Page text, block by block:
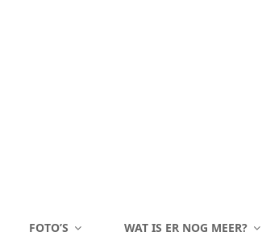
FOTO’S WAT IS ER NOG MEER?